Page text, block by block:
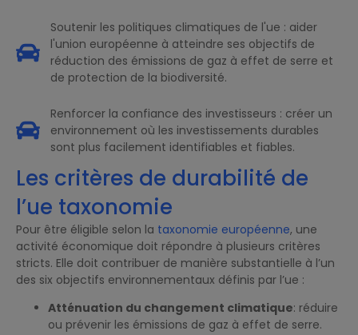
Soutenir les politiques climatiques de l'ue : aider
l'union européenne à atteindre ses objectifs de
réduction des émissions de gaz à effet de serre et
de protection de la biodiversité.
Renforcer la confiance des investisseurs : créer un
environnement où les investissements durables
sont plus facilement identifiables et fiables.
Les critères de durabilité de
l’ue taxonomie
Pour être éligible selon la taxonomie européenne, une
activité économique doit répondre à plusieurs critères
stricts. Elle doit contribuer de manière substantielle à l’un
des six objectifs environnementaux définis par l’ue :
Atténuation du changement climatique: réduire
ou prévenir les émissions de gaz à effet de serre.